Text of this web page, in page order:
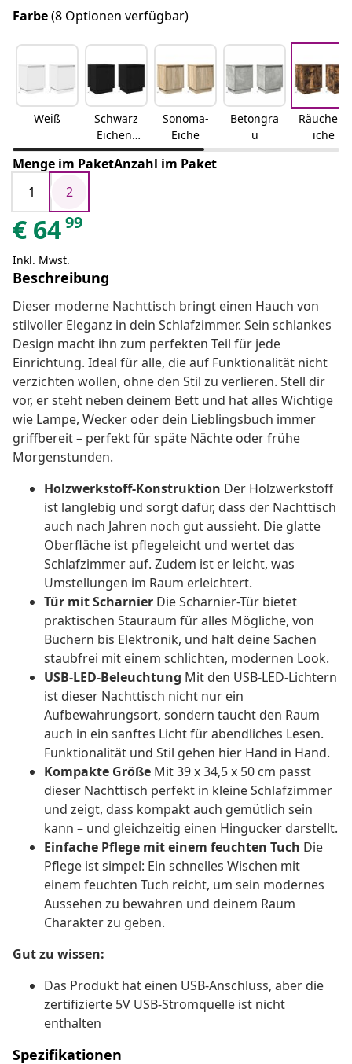
Farbe(8 Optionen verfügbar)
Weiß
Schwarz
Eichen-
Optik
Sonoma-
Eiche
Betongra
u
Räuchere
iche
Menge im PaketAnzahl im Paket
1
2
€ 6499
Inkl. Mwst.
Beschreibung
Dieser moderne Nachttisch bringt einen Hauch von
stilvoller Eleganz in dein Schlafzimmer. Sein schlankes
Design macht ihn zum perfekten Teil für jede
Einrichtung. Ideal für alle, die auf Funktionalität nicht
verzichten wollen, ohne den Stil zu verlieren. Stell dir
vor, er steht neben deinem Bett und hat alles Wichtige
wie Lampe, Wecker oder dein Lieblingsbuch immer
griffbereit – perfekt für späte Nächte oder frühe
Morgenstunden.
Holzwerkstoff-Konstruktion Der Holzwerkstoff
ist langlebig und sorgt dafür, dass der Nachttisch
auch nach Jahren noch gut aussieht. Die glatte
Oberfläche ist pflegeleicht und wertet das
Schlafzimmer auf. Zudem ist er leicht, was
Umstellungen im Raum erleichtert.
Tür mit Scharnier Die Scharnier-Tür bietet
praktischen Stauraum für alles Mögliche, von
Büchern bis Elektronik, und hält deine Sachen
staubfrei mit einem schlichten, modernen Look.
USB-LED-Beleuchtung Mit den USB-LED-Lichtern
ist dieser Nachttisch nicht nur ein
Aufbewahrungsort, sondern taucht den Raum
auch in ein sanftes Licht für abendliches Lesen.
Funktionalität und Stil gehen hier Hand in Hand.
Kompakte Größe Mit 39 x 34,5 x 50 cm passt
dieser Nachttisch perfekt in kleine Schlafzimmer
und zeigt, dass kompakt auch gemütlich sein
kann – und gleichzeitig einen Hingucker darstellt.
Einfache Pflege mit einem feuchten Tuch Die
Pflege ist simpel: Ein schnelles Wischen mit
einem feuchten Tuch reicht, um sein modernes
Aussehen zu bewahren und deinem Raum
Charakter zu geben.
Gut zu wissen:
Das Produkt hat einen USB-Anschluss, aber die
zertifizierte 5V USB-Stromquelle ist nicht
enthalten
Spezifikationen